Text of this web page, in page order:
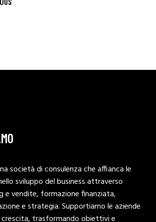
società di consulenza che affianca le
sviluppo del business attraverso
e vendite, formazione finanziata,
e strategia. Supportiamo le aziende
crescita, trasformando obiettivi e